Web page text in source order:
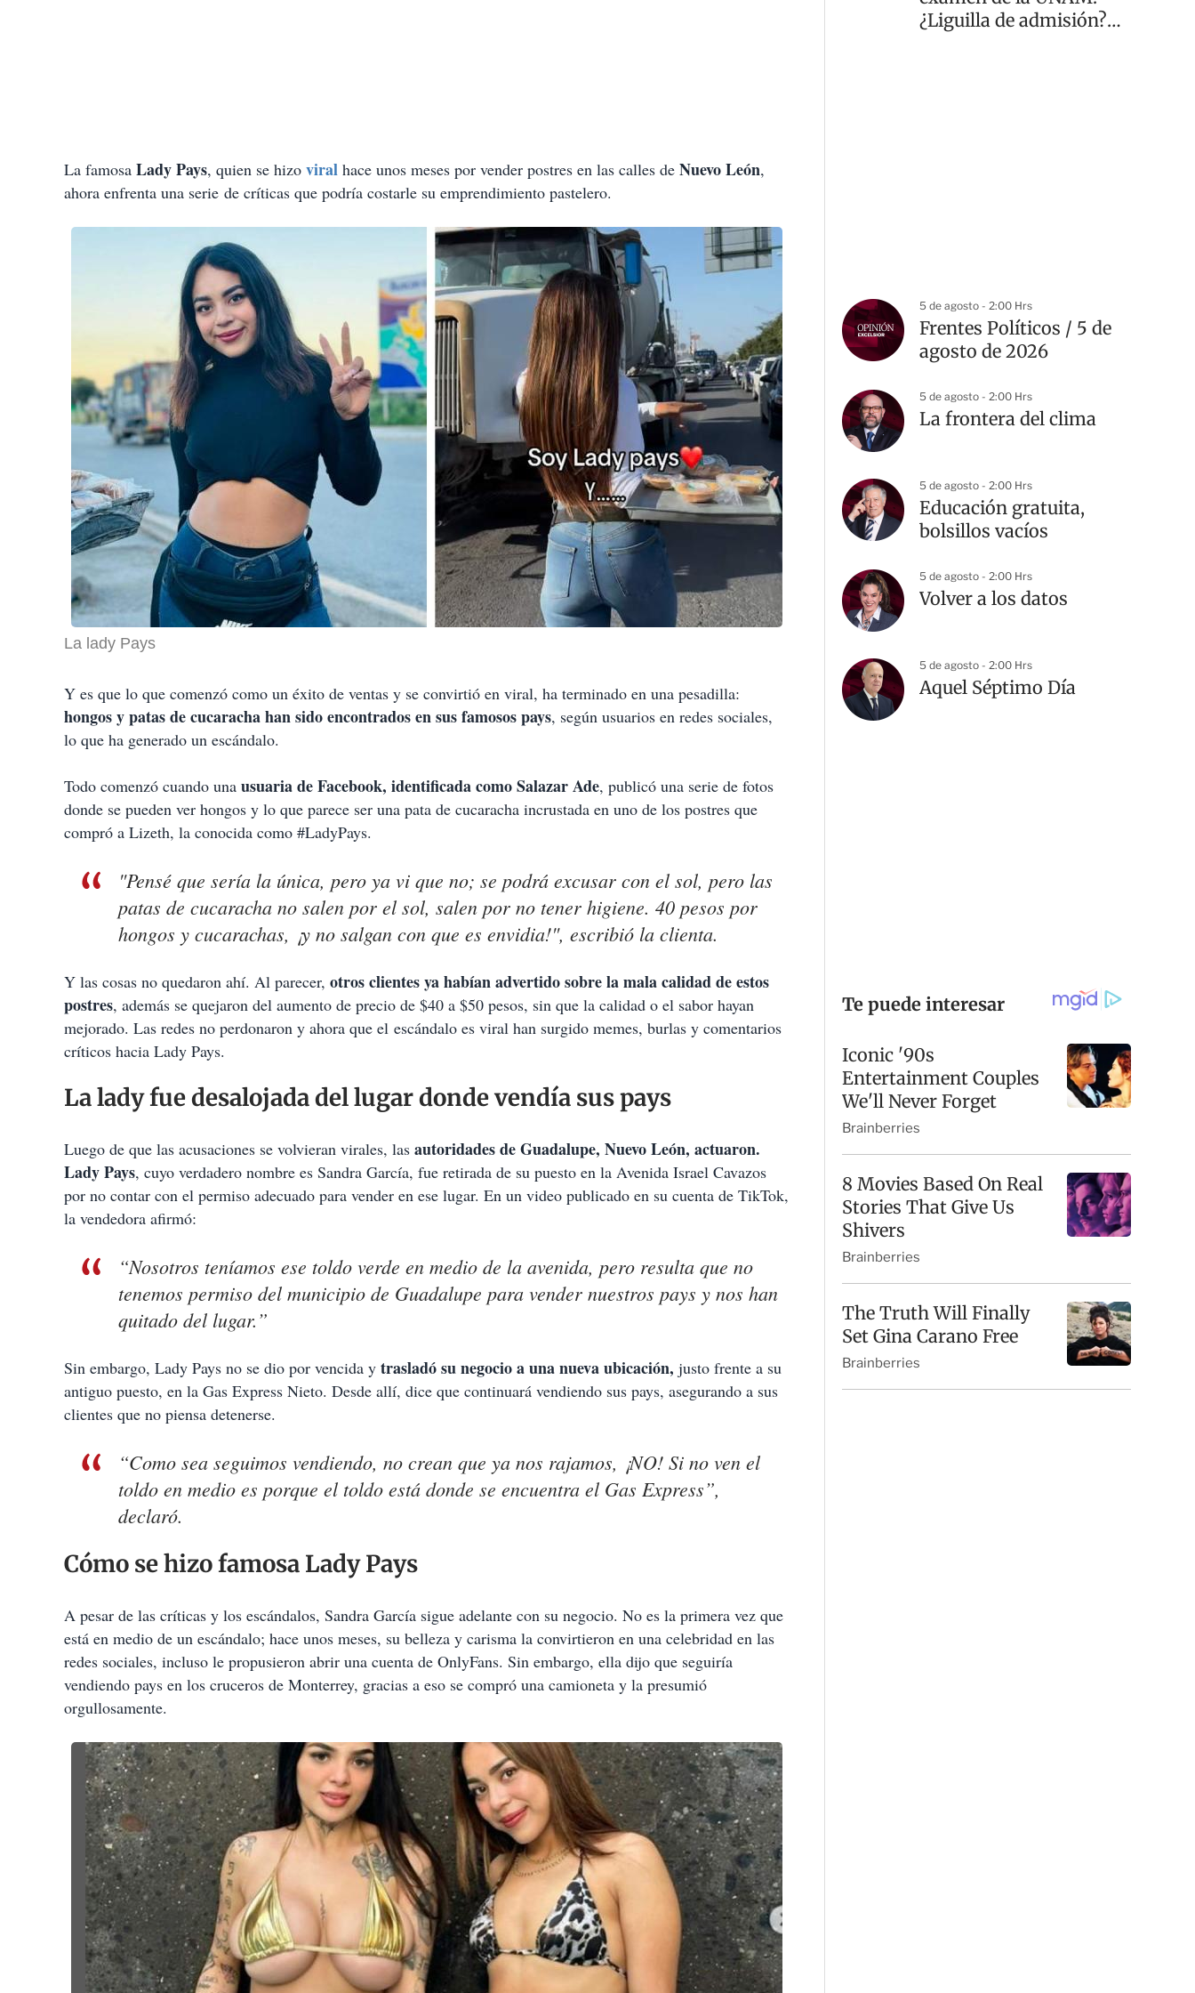
La famosa Lady Pays, quien se hizo viral hace unos meses por vender postres en las calles de Nuevo León,
ahora enfrenta una serie de críticas que podría costarle su emprendimiento pastelero.
La lady Pays
Y es que lo que comenzó como un éxito de ventas y se convirtió en viral, ha terminado en una pesadilla:
hongos y patas de cucaracha han sido encontrados en sus famosos pays, según usuarios en redes sociales,
lo que ha generado un escándalo.
Todo comenzó cuando una usuaria de Facebook, identificada como Salazar Ade, publicó una serie de fotos
donde se pueden ver hongos y lo que parece ser una pata de cucaracha incrustada en uno de los postres que
compró a Lizeth, la conocida como #LadyPays.
"Pensé que sería la única, pero ya vi que no; se podrá excusar con el sol, pero las
patas de cucaracha no salen por el sol, salen por no tener higiene. 40 pesos por
hongos y cucarachas, ¡y no salgan con que es envidia!", escribió la clienta.
Y las cosas no quedaron ahí. Al parecer, otros clientes ya habían advertido sobre la mala calidad de estos
postres, además se quejaron del aumento de precio de $40 a $50 pesos, sin que la calidad o el sabor hayan
mejorado. Las redes no perdonaron y ahora que el escándalo es viral han surgido memes, burlas y comentarios
críticos hacia Lady Pays.
La lady fue desalojada del lugar donde vendía sus pays
Luego de que las acusaciones se volvieran virales, las autoridades de Guadalupe, Nuevo León, actuaron.
Lady Pays, cuyo verdadero nombre es Sandra García, fue retirada de su puesto en la Avenida Israel Cavazos
por no contar con el permiso adecuado para vender en ese lugar. En un video publicado en su cuenta de TikTok,
la vendedora afirmó:
“Nosotros teníamos ese toldo verde en medio de la avenida, pero resulta que no
tenemos permiso del municipio de Guadalupe para vender nuestros pays y nos han
quitado del lugar.”
Sin embargo, Lady Pays no se dio por vencida y trasladó su negocio a una nueva ubicación, justo frente a su
antiguo puesto, en la Gas Express Nieto. Desde allí, dice que continuará vendiendo sus pays, asegurando a sus
clientes que no piensa detenerse.
“Como sea seguimos vendiendo, no crean que ya nos rajamos, ¡NO! Si no ven el
toldo en medio es porque el toldo está donde se encuentra el Gas Express”,
declaró.
Cómo se hizo famosa Lady Pays
A pesar de las críticas y los escándalos, Sandra García sigue adelante con su negocio. No es la primera vez que
está en medio de un escándalo; hace unos meses, su belleza y carisma la convirtieron en una celebridad en las
redes sociales, incluso le propusieron abrir una cuenta de OnlyFans. Sin embargo, ella dijo que seguiría
vendiendo pays en los cruceros de Monterrey, gracias a eso se compró una camioneta y la presumió
orgullosamente.
¿Liguilla de admisión?
5 de agosto - 2:00 Hrs
Frentes Políticos / 5 de
agosto de 2026
5 de agosto - 2:00 Hrs
La frontera del clima
5 de agosto - 2:00 Hrs
Educación gratuita,
bolsillos vacíos
5 de agosto - 2:00 Hrs
Volver a los datos
5 de agosto - 2:00 Hrs
Aquel Séptimo Día